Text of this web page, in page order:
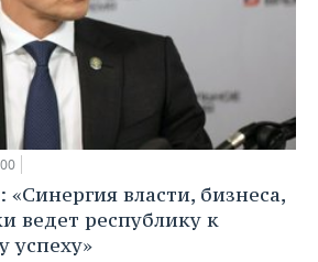
власти, бизнеса,
ведет республику к
успеху»